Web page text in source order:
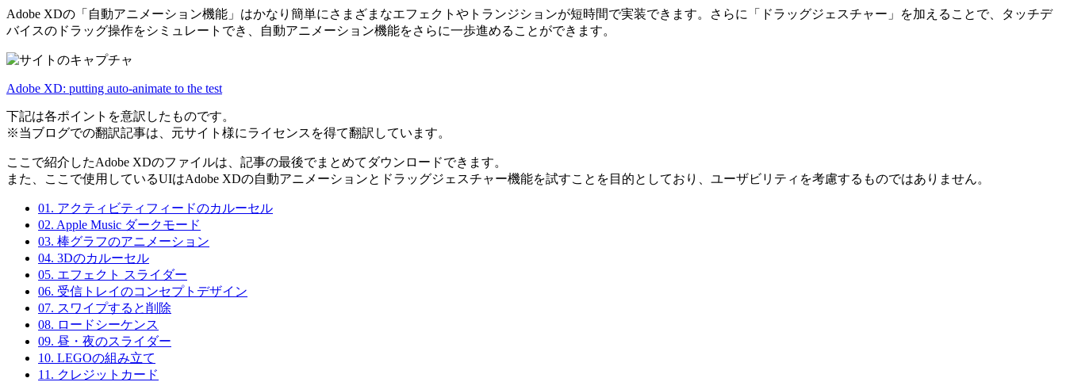
Adobe XDの「自動アニメーション機能」はかなり簡単にさまざまなエフェクトやトランジションが短時間で実装できます。さらに「ドラッグジェスチャー」を加えることで、タッチデ
バイスのドラッグ操作をシミュレートでき、自動アニメーション機能をさらに一歩進めることができます。
Adobe XD: putting auto-animate to the test
下記は各ポイントを意訳したものです。
※当ブログでの翻訳記事は、元サイト様にライセンスを得て翻訳しています。
ここで紹介したAdobe XDのファイルは、記事の最後でまとめてダウンロードできます。
また、ここで使用しているUIはAdobe XDの自動アニメーションとドラッグジェスチャー機能を試すことを目的としており、ユーザビリティを考慮するものではありません。
01. アクティビティフィードのカルーセル
02. Apple Music ダークモード
03. 棒グラフのアニメーション
04. 3Dのカルーセル
05. エフェクト スライダー
06. 受信トレイのコンセプトデザイン
07. スワイプすると削除
08. ロードシーケンス
09. 昼・夜のスライダー
10. LEGOの組み立て
11. クレジットカード